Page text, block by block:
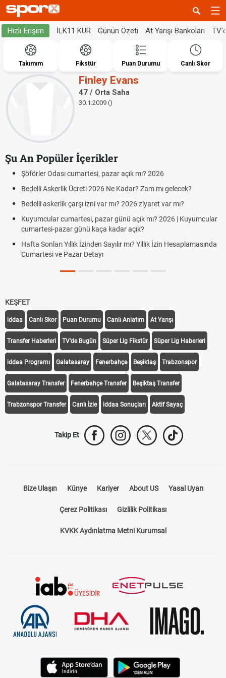
Hızlı Erişim İLK11 KUR Günün Özeti At Yarışı Bankoları
Takımım Fikstür Puan Durumu Canlı Skor
Finley Evans
47 / Orta Saha
30.1.2009 ()
Şu An Popüler İçerikler
Şöförler Odası cumartesi, pazar açık mı? 2026
Bedelli Askerlik Ücreti 2026 Ne Kadar? Zam mı gelecek?
Bedelli askerlik çarşı izni var mı? 2026 ziyaret var mı?
Kuyumcular cumartesi, pazar günü açık mı? 2026 | Kuyumcular
cumartesi-pazar günü kaça kadar açık?
Hafta Sonları Yıllık İzinden Sayılır mı? Yıllık İzin Hesaplamasında
Cumartesi ve Pazar Detayı
KEŞFET
iddaa Canlı Skor Puan Durumu Canlı Anlatım At Yarışı
Transfer Haberleri TV'de Bugün Süper Lig Fikstür Süper Lig Haberleri
iddaa Programı Galatasaray Fenerbahçe Beşiktaş Trabzonspor
Galatasaray Transfer Fenerbahçe Transfer Beşiktaş Transfer
Trabzonspor Transfer Canlı İzle iddaa Sonuçları Aktif Sayaç
Takip Et
Bize Ulaşın Künye Kariyer About US Yasal Uyarı
Çerez Politikası Gizlilik Politikası
KVKK Aydınlatma Metni Kurumsal